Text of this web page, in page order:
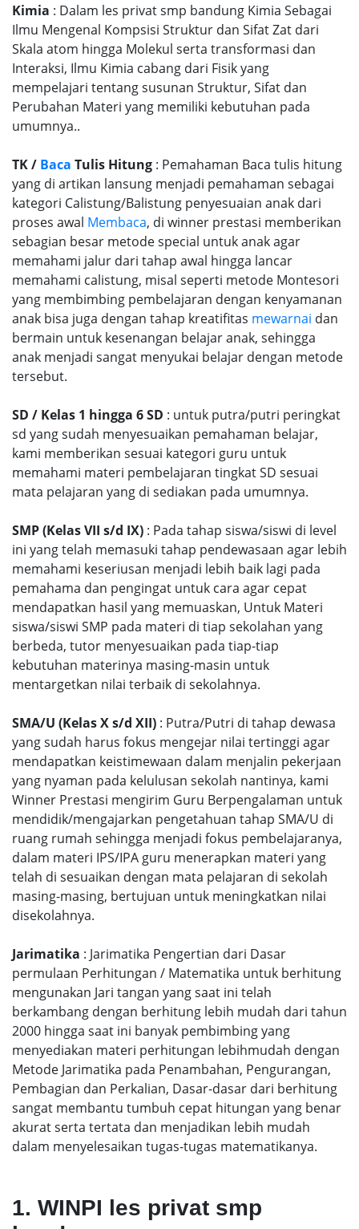
Kimia : Dalam les privat smp bandung Kimia Sebagai
Ilmu Mengenal Kompsisi Struktur dan Sifat Zat dari
Skala atom hingga Molekul serta transformasi dan
Interaksi, Ilmu Kimia cabang dari Fisik yang
mempelajari tentang susunan Struktur, Sifat dan
Perubahan Materi yang memiliki kebutuhan pada
umumnya..
TK / Baca Tulis Hitung : Pemahaman Baca tulis hitung
yang di artikan lansung menjadi pemahaman sebagai
kategori Calistung/Balistung penyesuaian anak dari
proses awal Membaca, di winner prestasi memberikan
sebagian besar metode special untuk anak agar
memahami jalur dari tahap awal hingga lancar
memahami calistung, misal seperti metode Montesori
yang membimbing pembelajaran dengan kenyamanan
anak bisa juga dengan tahap kreatifitas mewarnai dan
bermain untuk kesenangan belajar anak, sehingga
anak menjadi sangat menyukai belajar dengan metode
tersebut.
SD / Kelas 1 hingga 6 SD : untuk putra/putri peringkat
sd yang sudah menyesuaikan pemahaman belajar,
kami memberikan sesuai kategori guru untuk
memahami materi pembelajaran tingkat SD sesuai
mata pelajaran yang di sediakan pada umumnya.
SMP (Kelas VII s/d IX) : Pada tahap siswa/siswi di level
ini yang telah memasuki tahap pendewasaan agar lebih
memahami keseriusan menjadi lebih baik lagi pada
pemahama dan pengingat untuk cara agar cepat
mendapatkan hasil yang memuaskan, Untuk Materi
siswa/siswi SMP pada materi di tiap sekolahan yang
berbeda, tutor menyesuaikan pada tiap-tiap
kebutuhan materinya masing-masin untuk
mentargetkan nilai terbaik di sekolahnya.
SMA/U (Kelas X s/d XII) : Putra/Putri di tahap dewasa
yang sudah harus fokus mengejar nilai tertinggi agar
mendapatkan keistimewaan dalam menjalin pekerjaan
yang nyaman pada kelulusan sekolah nantinya, kami
Winner Prestasi mengirim Guru Berpengalaman untuk
mendidik/mengajarkan pengetahuan tahap SMA/U di
ruang rumah sehingga menjadi fokus pembelajaranya,
dalam materi IPS/IPA guru menerapkan materi yang
telah di sesuaikan dengan mata pelajaran di sekolah
masing-masing, bertujuan untuk meningkatkan nilai
disekolahnya.
Jarimatika : Jarimatika Pengertian dari Dasar
permulaan Perhitungan / Matematika untuk berhitung
mengunakan Jari tangan yang saat ini telah
berkambang dengan berhitung lebih mudah dari tahun
2000 hingga saat ini banyak pembimbing yang
menyediakan materi perhitungan lebihmudah dengan
Metode Jarimatika pada Penambahan, Pengurangan,
Pembagian dan Perkalian, Dasar-dasar dari berhitung
sangat membantu tumbuh cepat hitungan yang benar
akurat serta tertata dan menjadikan lebih mudah
dalam menyelesaikan tugas-tugas matematikanya.
1. WINPI les privat smp